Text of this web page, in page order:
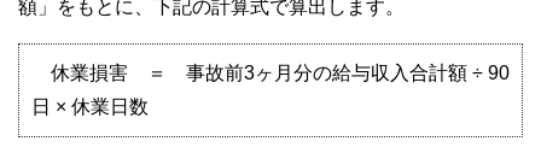
額」をもとに、下記の計算式で算出します。
休業損害 ＝ 事故前3ヶ月分の給与収入合計額 ÷ 90
日 × 休業日数